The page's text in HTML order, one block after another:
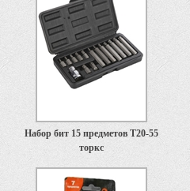
Набор бит 15 предметов Т20-55
торкс